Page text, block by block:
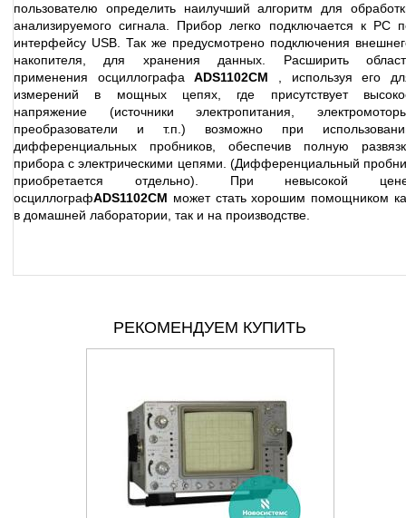
пользователю определить наилучший алгоритм для
анализируемого сигнала. Прибор легко подключается к PC
интерфейсу USB. Так же предусмотрено подключения
накопителя, для хранения данных. Расширить
применения осциллографаADS1102CM
, используя его
измерений в мощных цепях, где присутствует
напряжение (источники электропитания,
преобразователи и т.п.) возможно при
дифференциальных пробников, обеспечив полную
прибора с электрическими цепями. (Дифференциальный
приобретается отдельно). При невысокой
осциллографADS1102CM может стать хорошим помощником
в домашней лаборатории, так и на производстве.
РЕКОМЕНДУЕМ КУПИТЬ